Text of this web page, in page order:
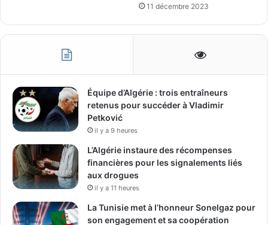
11 décembre 2023
Équipe d’Algérie : trois entraîneurs
retenus pour succéder à Vladimir
Petković
il y a 9 heures
L’Algérie instaure des récompenses
financières pour les signalements liés
aux drogues
il y a 11 heures
La Tunisie met à l’honneur Sonelgaz pour
son engagement et sa coopération